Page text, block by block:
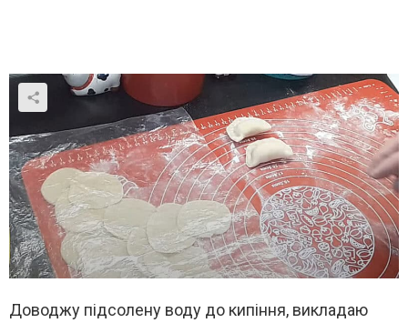
Доводжу підсолену воду до кипіння, викладаю